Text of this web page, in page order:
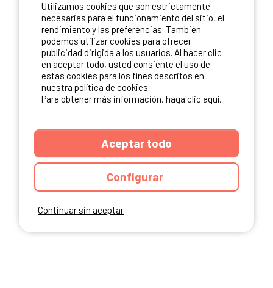
NUESTROS PARTNERS
Continuar sin aceptar
Utilizamos cookies que son estrictamente
necesarias para el funcionamiento del sitio, el
rendimiento y las preferencias. También
podemos utilizar cookies para ofrecer
publicidad dirigida a los usuarios. Al hacer clic
en aceptar todo, usted consiente el uso de
estas cookies para los fines descritos en
nuestra política de cookies.
Para obtener más información, haga clic aquí.
Aceptar todo
Configurar